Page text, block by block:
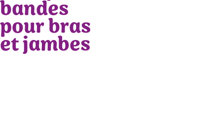
bandes
pour bras
et jambes